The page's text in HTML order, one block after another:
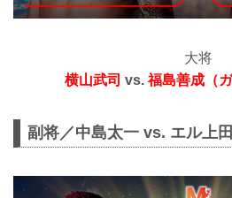
大将
横山武司 vs.福島善成（
副将／中島太一 vs. エル上